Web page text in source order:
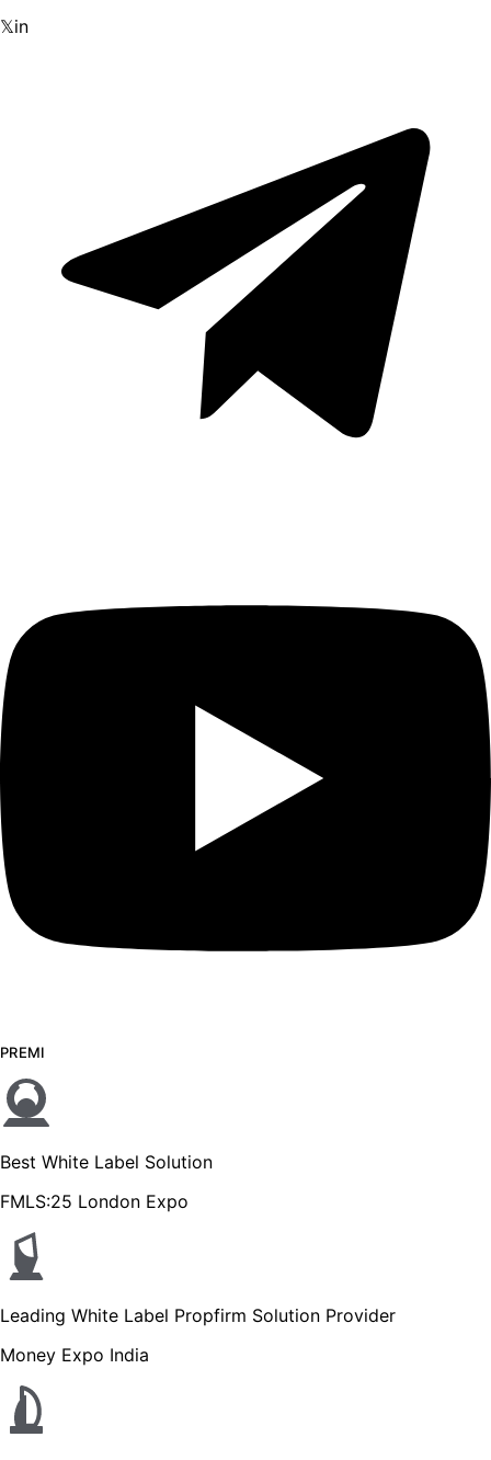
𝕏in
PREMI
Best White Label Solution
FMLS:25 London Expo
Leading White Label Propfirm Solution Provider
Money Expo India